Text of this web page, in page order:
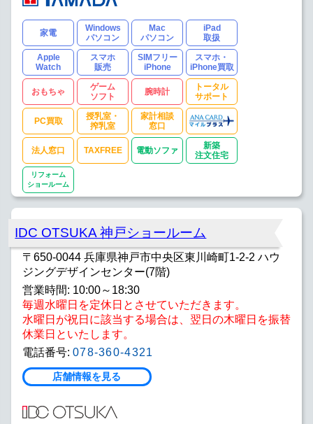
家電
Windows
パソコン
Mac
パソコン
iPad
取扱
Apple
Watch
スマホ
販売
SIMフリー
iPhone
スマホ・
iPhone買取
おもちゃ
ゲーム
ソフト
腕時計
トータル
サポート
PC買取
授乳室・
搾乳室
家計相談
窓口
法人窓口 TAXFREE 電動ソファ
新築
注文住宅
リフォーム
ショールーム
IDC OTSUKA 神戸ショールーム
〒650-0044 兵庫県神戸市中央区東川崎町1-2-2 ハウ
ジングデザインセンター(7階)
営業時間: 10:00～18:30
毎週水曜日を定休日とさせていただきます。
水曜日が祝日に該当する場合は、翌日の木曜日を振替
休業日といたします。
電話番号: 078-360-4321
店舗情報を見る